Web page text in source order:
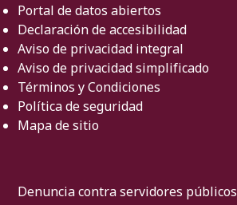
Portal de datos abiertos
Declaración de accesibilidad
Aviso de privacidad integral
Aviso de privacidad simplificado
Términos y Condiciones
Política de seguridad
Mapa de sitio
Denuncia contra servidores públicos